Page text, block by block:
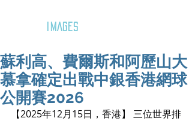
IMAGES
蘇利高、費爾斯和阿歷山大
慕拿確定出戰中銀香港網球
公開賽2026
【2025年12月15日，香港】 三位世界排